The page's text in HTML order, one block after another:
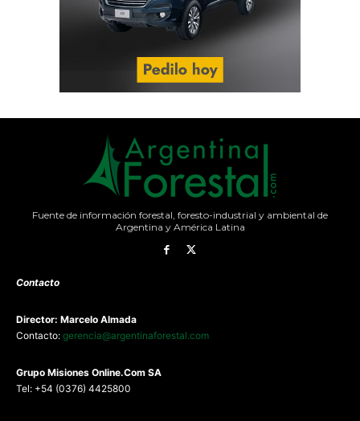
Fuente de información forestal, foresto-industrial y ambiental de
Argentina y América Latina
Contacto
Director: Marcelo Almada
Contacto: gerencia@argentinaforestal.com
Grupo Misiones Online.Com SA
Tel: +54 (0376) 4425800